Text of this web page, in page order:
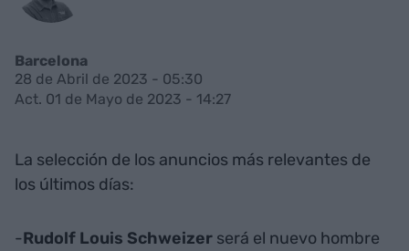
Barcelona
28 de Abril de 2023 - 05:30
Act. 01 de Mayo de 2023 - 14:27
La selección de los anuncios más relevantes de
los últimos días:
-Rudolf Louis Schweizer será el nuevo hombre